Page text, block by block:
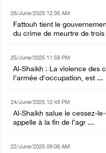
26/June/2025 12:35 AM
Fattouh tient le
du crime de meurtre de trois
25/June/2025 11:59 PM
Al-Shaikh : La violence des
l'armée d'occupation, est ...
24/June/2025 12:43 PM
Al-Shaikh salue le cessez-
appelle à la fin de l’agr ...
22/June/2025 09:06 AM